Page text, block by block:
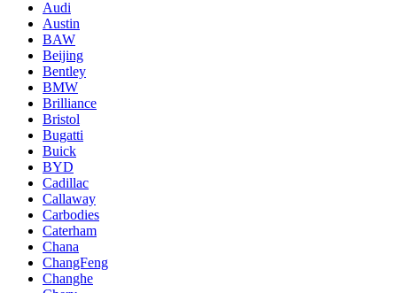
Audi
Austin
BAW
Beijing
Bentley
BMW
Brilliance
Bristol
Bugatti
Buick
BYD
Cadillac
Callaway
Carbodies
Caterham
Chana
ChangFeng
Changhe